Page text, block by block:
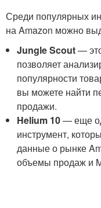
Среди популярных
на Amazon можно
Jungle Scout—
позволяет
популярности
вы можете найти
продажи.
Helium 10— еще
инструмент,
данные о рынке
объемы продаж и